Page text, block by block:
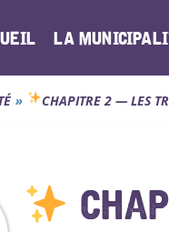
LA
CHAPITRE 2 — LES